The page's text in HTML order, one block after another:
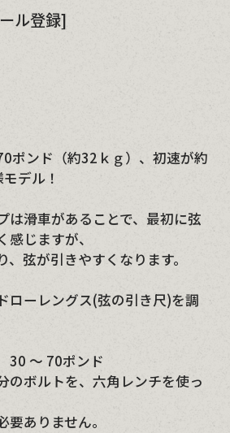
ル登録]
ポンド（約32ｋｇ）、初速が約
デル！
は滑車があることで、最初に弦
じますが、
弦が引きやすくなります。
ローレングス(弦の引き尺)を調
30 ～ 70ポンド
ボルトを、六角レンチを使っ
ありません。